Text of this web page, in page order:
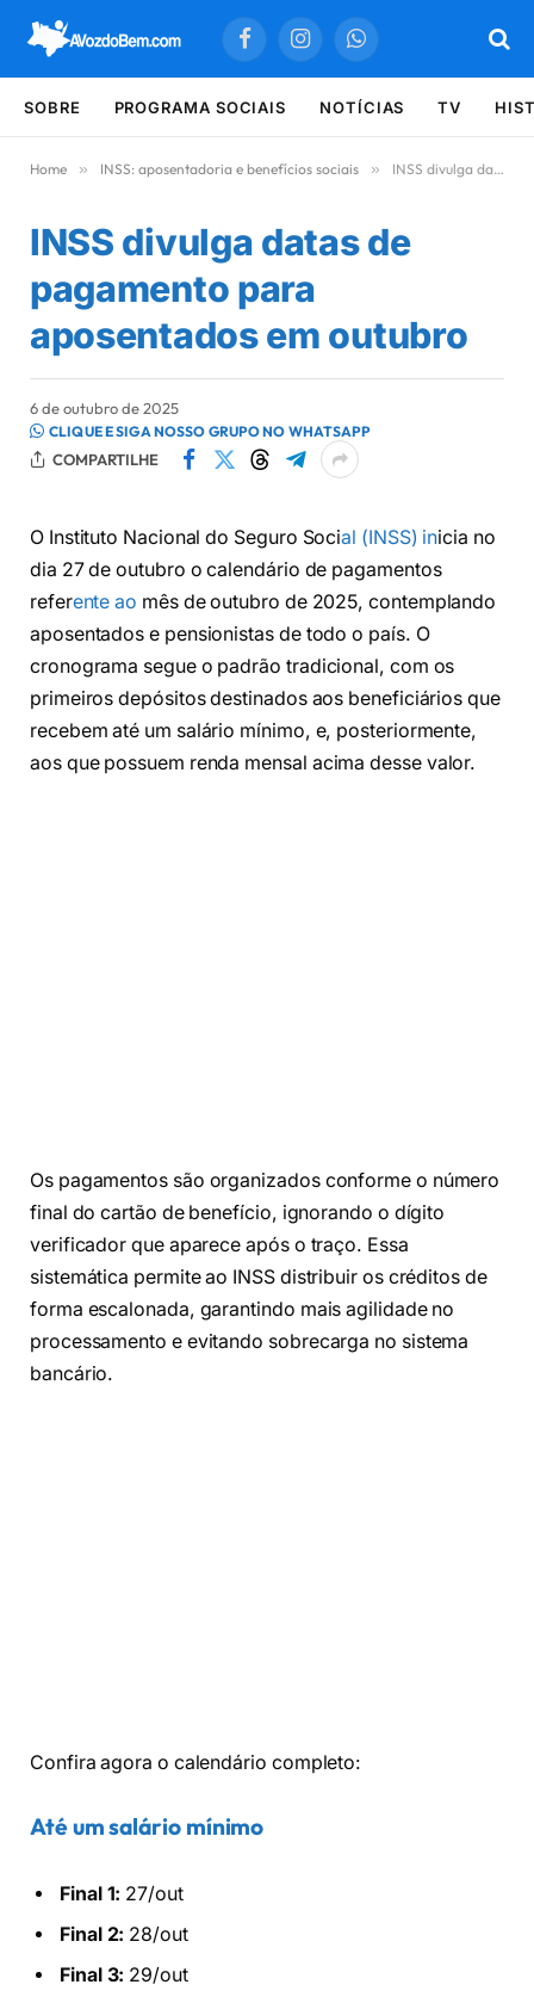
FacebookInstagramWhatsApp
SOBRE PROGRAMA SOCIAIS NOTÍCIAS TV
Home » INSS: aposentadoria e benefícios sociais » INSS divulga datas de pagamento para aposentados em outubro
INSS divulga datas de
pagamento para
aposentados em outubro
6 de outubro de 2025
CLIQUE E SIGA NOSSO GRUPO NO WHATSAPP
COMPARTILHE
O Instituto Nacional do Seguro Social (INSS) inicia no
dia 27 de outubro o calendário de pagamentos
referente ao mês de outubro de 2025, contemplando
aposentados e pensionistas de todo o país. O
cronograma segue o padrão tradicional, com os
primeiros depósitos destinados aos beneficiários que
recebem até um salário mínimo, e, posteriormente,
aos que possuem renda mensal acima desse valor.
Os pagamentos são organizados conforme o número
final do cartão de benefício, ignorando o dígito
verificador que aparece após o traço. Essa
sistemática permite ao INSS distribuir os créditos de
forma escalonada, garantindo mais agilidade no
processamento e evitando sobrecarga no sistema
bancário.
Confira agora o calendário completo:
Até um salário mínimo
Final 1: 27/out
Final 2: 28/out
Final 3: 29/out